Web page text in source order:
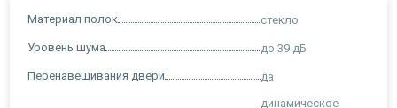
Материал полок стекло
Уровень шума до 39 дБ
Перенавешивания двери да
динамическое